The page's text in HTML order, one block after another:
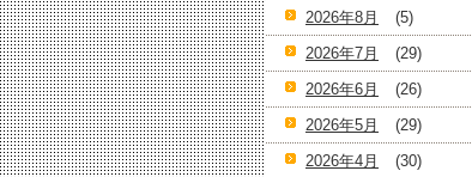
2026年8月
(5)
2026年7月
(29)
2026年6月
(26)
2026年5月
(29)
2026年4月
(30)